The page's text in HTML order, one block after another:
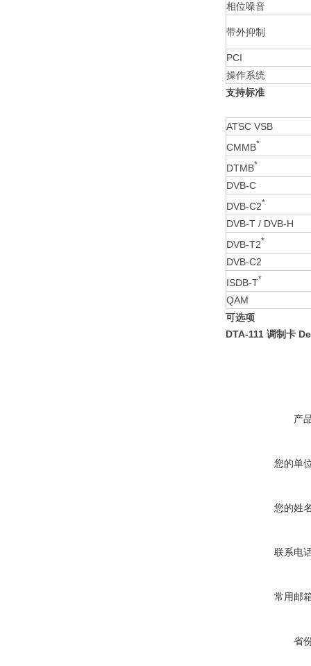
相位噪音
带外抑制
PCI
操作系统
支持标准
ATSC VSB
CMMB*
DTMB*
DVB-C
DVB-C2*
DVB-T / DVB-H
DVB-T2*
DVB-C2
ISDB-T*
QAM
可选项
DTA-111 调制卡
产
您的单
您的姓
联系电
常用邮
省